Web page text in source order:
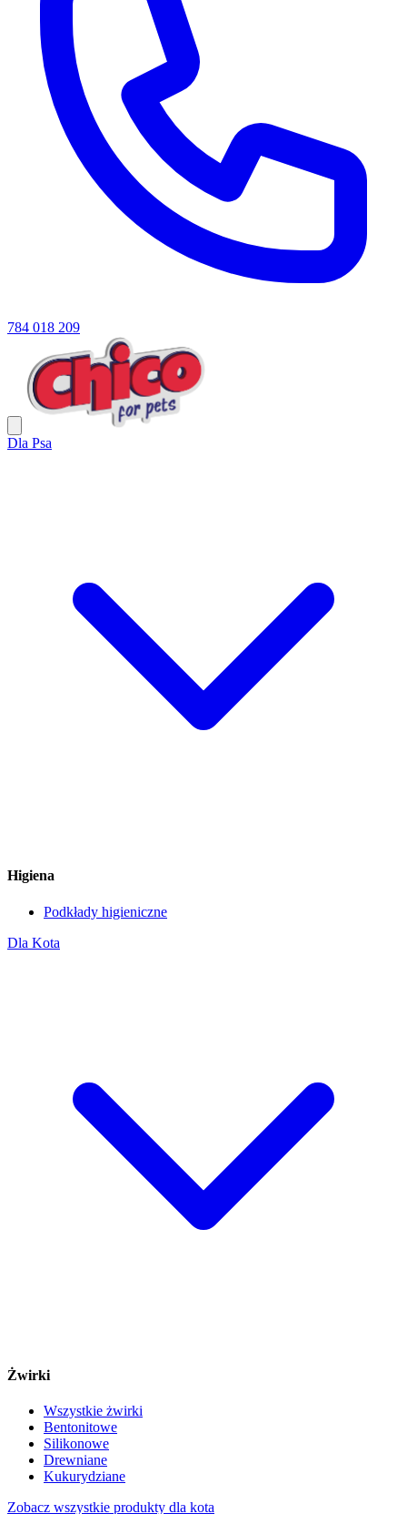
784 018 209
Dla Psa
Higiena
Podkłady higieniczne
Dla Kota
Żwirki
Wszystkie żwirki
Bentonitowe
Silikonowe
Drewniane
Kukurydziane
Zobacz wszystkie produkty dla kota